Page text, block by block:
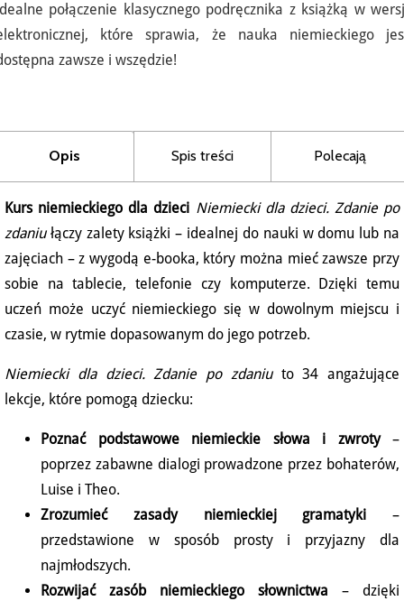
połączenie klasycznego podręcznika z książką w
które sprawia, że nauka niemieckiego
zawsze i wszędzie!
Opis Spis treści Polecają
Kurs niemieckiego dla dzieci Niemiecki dla dzieci. Zdanie po
zdaniułączy zalety książki – idealnej do nauki w domu lub na
zajęciach – z wygodą e-booka, który można mieć zawsze przy
sobie na tablecie, telefonie czy komputerze. Dzięki temu
uczeń może uczyć niemieckiego się w dowolnym miejscu i
czasie, w rytmie dopasowanym do jego potrzeb.
Niemiecki dla dzieci. Zdanie po zdaniuto 34 angażujące
lekcje, które pomogą dziecku:
Poznać podstawowe niemieckie słowa i zwroty–
poprzez zabawne dialogi prowadzone przez bohaterów,
Luise i Theo.
Zrozumieć zasady niemieckiej gramatyki –
przedstawione w sposób prosty i przyjazny dla
najmłodszych.
Rozwijać zasób niemieckiego słownictwa – dzięki